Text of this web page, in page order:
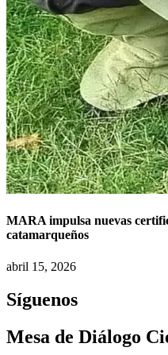
MARA impulsa nuevas
catamarqueños
abril 15, 2026
Síguenos
Mesa de Diálogo